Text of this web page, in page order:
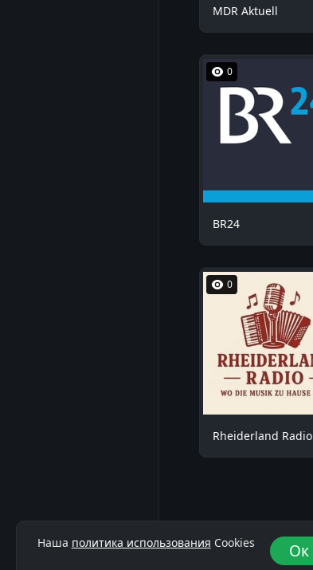
MDR Aktuell
0
BR24
0
Rheiderland Radio
Наша политика использования Cookies Ок